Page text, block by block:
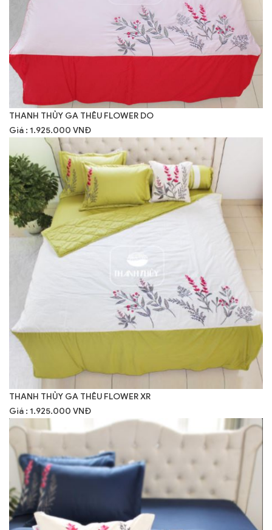
THANH THỦY GA THÊU FLOWER DO
Giá : 1.925.000 VNĐ
THANH THỦY GA THÊU FLOWER XR
Giá : 1.925.000 VNĐ